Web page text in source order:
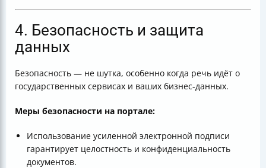
4. Безопасность и защита
данных
Безопасность — не шутка, особенно когда речь идёт о
государственных сервисах и ваших бизнес-данных.
Меры безопасности на портале:
Использование усиленной электронной подписи
гарантирует целостность и конфиденциальность
документов.